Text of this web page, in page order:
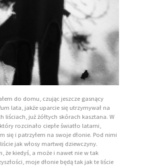
do domu, czując jeszcze gasnący
lata, jakże uparcie się utrzymywał na
liściach, już żółtych skórach kasztana. W
rozcinało ciepłe światło latarni,
się i patrzyłem na swoje dłonie. Pod nimi
jak włosy martwej dziewczyny.
że kiedyś, a może i nawet nie w tak
moje dłonie będą tak jak te liście